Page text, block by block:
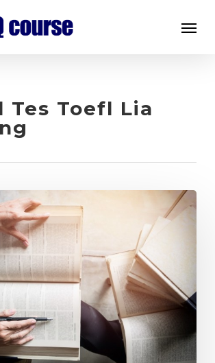
Tes Toefl Lia